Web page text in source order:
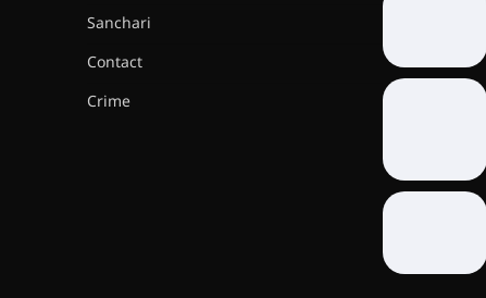
Sanchari
Contact
Crime